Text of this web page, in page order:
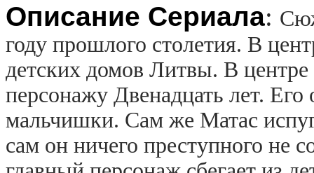
Описание Сериала:
году прошлого столетия. В
детских домов Литвы. В
персонажу Двенадцать лет.
мальчишки. Сам же Матас
сам он ничего преступного не